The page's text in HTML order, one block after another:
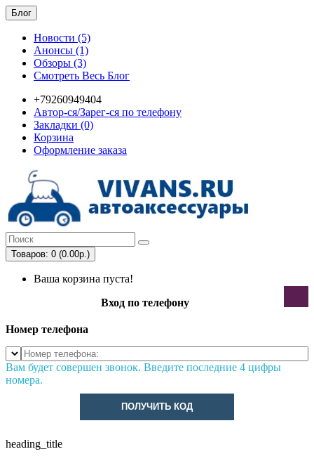
Блог
Новости (5)
Анонсы (1)
Обзоры (3)
Смотреть Весь Блог
+79260949404
Автор-ся/Зарег-ся по телефону
Закладки (0)
Корзина
Оформление заказа
Товаров: 0 (0.00р.)
Ваша корзина пуста!
Вход по телефону
Номер телефона
Вам будет совершен звонок. Введите последние 4 цифры
номера.
ПОЛУЧИТЬ КОД
heading_title